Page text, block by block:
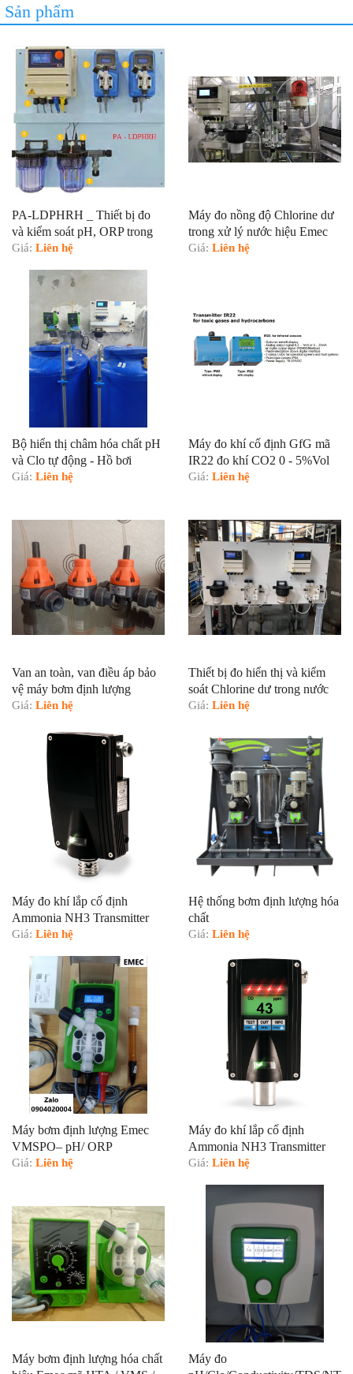
Sản phẩm
PA-LDPHRH _ Thiết bị đo
và kiểm soát pH, ORP trong
xử lý nước
Giá: Liên hệ
Máy đo nồng độ Chlorine dư
trong xử lý nước hiệu Emec
Giá: Liên hệ
Bộ hiển thị châm hóa chất pH
và Clo tự động - Hồ bơi
Giá: Liên hệ
Máy đo khí cố định GfG mã
IR22 đo khí CO2 0 - 5%Vol
Giá: Liên hệ
Van an toàn, van điều áp bảo
vệ máy bơm định lượng
Giá: Liên hệ
Thiết bị đo hiển thị và kiểm
soát Chlorine dư trong nước
hiệu Emec mã LDSCL Plus
Giá: Liên hệ
Máy đo khí lắp cố định
Ammonia NH3 Transmitter
EC28 GfG
Giá: Liên hệ
Hệ thống bơm định lượng hóa
chất
Giá: Liên hệ
Máy bơm định lượng Emec
VMSPO– pH/ ORP
Giá: Liên hệ
Máy đo khí lắp cố định
Ammonia NH3 Transmitter
EC28, EC28DA, EC28DAR
Giá: Liên hệ
Máy bơm định lượng hóa chất
Máy đo